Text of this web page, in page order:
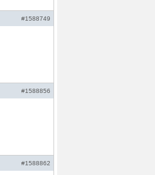
#1588749
#1588856
#1588862